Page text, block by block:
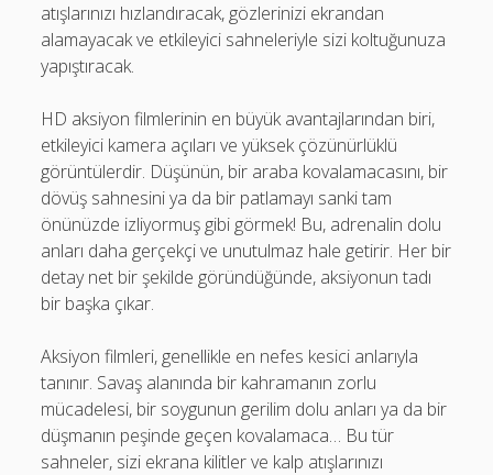
atışlarınızı hızlandıracak, gözlerinizi ekrandan
alamayacak ve etkileyici sahneleriyle sizi koltuğunuza
yapıştıracak.
HD aksiyon filmlerinin en büyük avantajlarından biri,
etkileyici kamera açıları ve yüksek çözünürlüklü
görüntülerdir. Düşünün, bir araba kovalamacasını, bir
dövüş sahnesini ya da bir patlamayı sanki tam
önünüzde izliyormuş gibi görmek! Bu, adrenalin dolu
anları daha gerçekçi ve unutulmaz hale getirir. Her bir
detay net bir şekilde göründüğünde, aksiyonun tadı
bir başka çıkar.
Aksiyon filmleri, genellikle en nefes kesici anlarıyla
tanınır. Savaş alanında bir kahramanın zorlu
mücadelesi, bir soygunun gerilim dolu anları ya da bir
düşmanın peşinde geçen kovalamaca… Bu tür
sahneler, sizi ekrana kilitler ve kalp atışlarınızı